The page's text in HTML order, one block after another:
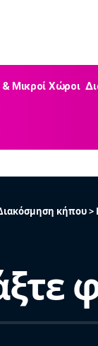
& Μικροί Χώροι
κήπου>